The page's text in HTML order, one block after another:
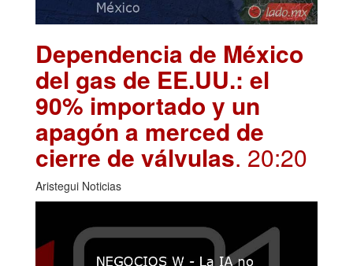
Dependencia de México
del gas de EE.UU.: el
90% importado y un
apagón a merced de
cierre de válvulas. 20:20
Aristegui Noticias